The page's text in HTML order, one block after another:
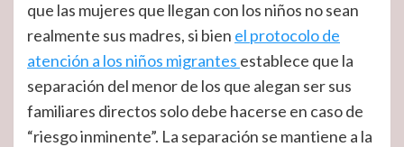
que las mujeres que llegan con los niños no sean
realmente sus madres, si bien el protocolo de
atención a los niños migrantes establece que la
separación del menor de los que alegan ser sus
familiares directos solo debe hacerse en caso de
“riesgo inminente”. La separación se mantiene a la